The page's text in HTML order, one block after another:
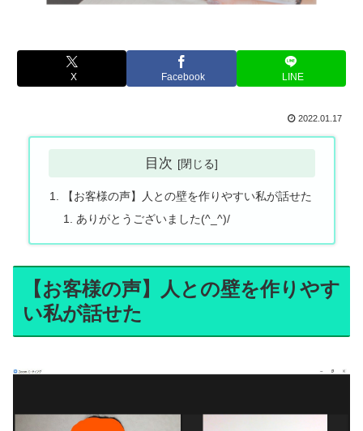
X Facebook LINE
2022.01.17
目次
【お客様の声】人との壁を作りやすい私が話せた
ありがとうございました(^_^)/
【お客様の声】人との壁を作りやす
い私が話せた